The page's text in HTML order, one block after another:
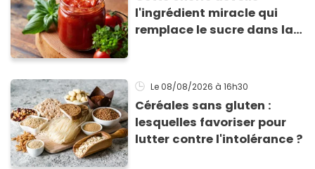
l'ingrédient miracle qui
remplace le sucre dans la
Le 08/08/2026 à 16h30
Céréales sans gluten :
lesquelles favoriser pour
lutter contre l'intolérance ?